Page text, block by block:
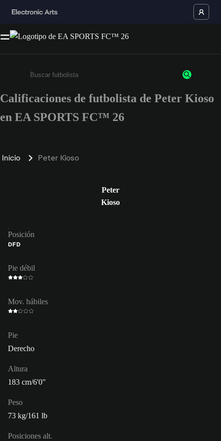
Ingresa un mínimo de 3 caracteres o números
Calificaciones de futbolista de Peter Kioso
en EA SPORTS FC™ 26
Inicio Peter Kioso
Peter
Kioso
Posición
DFD
Pie débil
Mov. hábiles
Pie
Derecho
Altura
183 cm/6'0"
Peso
73 kg/161 lb
Posiciones alt.